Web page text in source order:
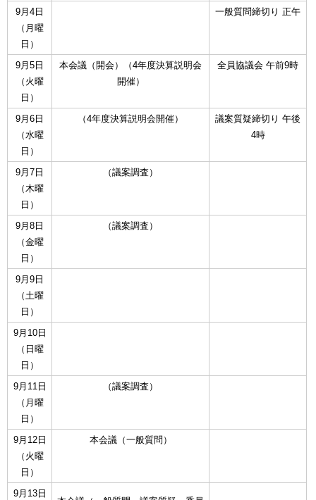
9月4日
（月曜
日）
一般質問締切り 正午
9月5日
（火曜
日）
本会議（開会）（4年度決算説明会
開催）
全員協議会 午前9時
9月6日
（水曜
日）
（4年度決算説明会開催）
議案質疑締切り 午後
4時
9月7日
（木曜
日）
（議案調査）
9月8日
（金曜
日）
（議案調査）
9月9日
（土曜
日）
9月10日
（日曜
日）
9月11日
（月曜
日）
（議案調査）
9月12日
（火曜
日）
本会議（一般質問）
9月13日